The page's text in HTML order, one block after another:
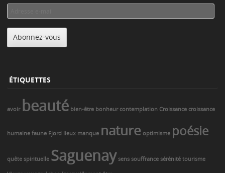
e-
mail
Abonnez-vous
ÉTIQUETTES
avoir beauté bien-être bonheur contemplation Croissance croissance
humaine faune Fjord lieux manque nature optimisme poésie
quête spirituelle Saguenay sens souffrance sérénité tourisme